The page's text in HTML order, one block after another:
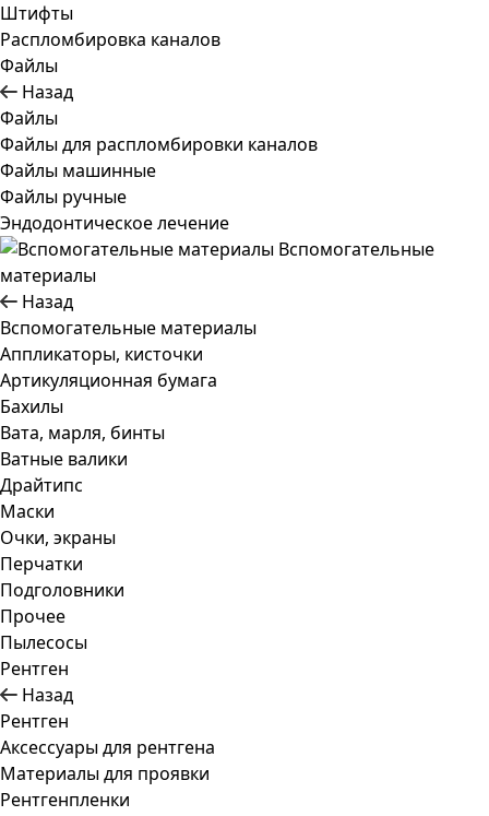
Штифты
Распломбировка каналов
Файлы
Назад
Файлы
Файлы для распломбировки каналов
Файлы машинные
Файлы ручные
Эндодонтическое лечение
Вспомогательные
материалы
Назад
Вспомогательные материалы
Аппликаторы, кисточки
Артикуляционная бумага
Бахилы
Вата, марля, бинты
Ватные валики
Драйтипс
Маски
Очки, экраны
Перчатки
Подголовники
Прочее
Пылесосы
Рентген
Назад
Рентген
Аксессуары для рентгена
Материалы для проявки
Рентгенпленки